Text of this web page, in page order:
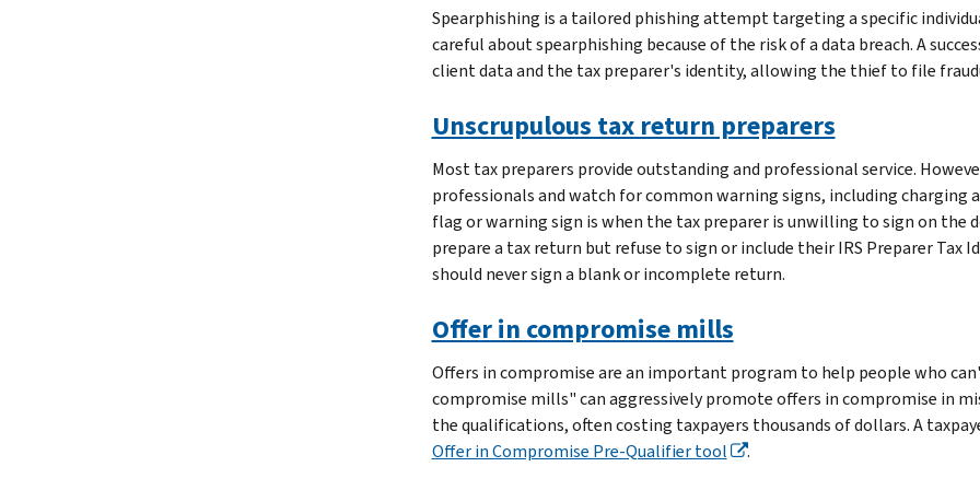
Spearphishing is a tailored phishing attempt targeting a specific
careful about spearphishing because of the risk of a data breach. A
client data and the tax preparer's identity, allowing the thief to file
Unscrupulous tax return preparers
Most tax preparers provide outstanding and professional service.
professionals and watch for common warning signs, including charging
flag or warning sign is when the tax preparer is unwilling to sign on
prepare a tax return but refuse to sign or include their IRS Preparer Tax
should never sign a blank or incomplete return.
Offer in compromise mills
Offers in compromise are an important program to help people who
compromise mills" can aggressively promote offers in compromise in
the qualifications, often costing taxpayers thousands of dollars. A
Offer in Compromise Pre-Qualifier tool
.